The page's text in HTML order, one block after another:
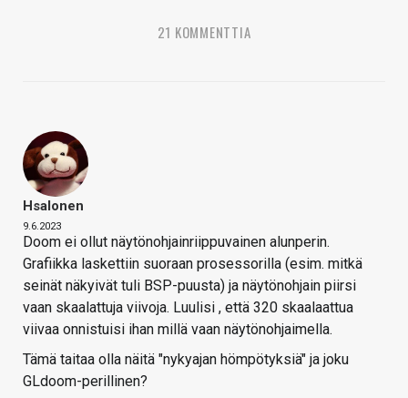
21 KOMMENTTIA
Hsalonen
9.6.2023
Doom ei ollut näytönohjainriippuvainen alunperin.
Grafiikka laskettiin suoraan prosessorilla (esim. mitkä
seinät näkyivät tuli BSP-puusta) ja näytönohjain piirsi
vaan skaalattuja viivoja. Luulisi , että 320 skaalaattua
viivaa onnistuisi ihan millä vaan näytönohjaimella.
Tämä taitaa olla näitä "nykyajan hömpötyksiä" ja joku
GLdoom-perillinen?